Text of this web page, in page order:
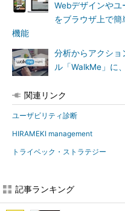
Webデザインや
をブラウザ上で
機能
分析からアクショ
ル「WalkMe」に
関連リンク
ユーザビリティ診断
HIRAMEKI management
トライベック・ストラテジー
記事ランキング